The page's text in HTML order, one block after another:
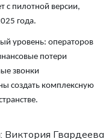
с пилотной версии,
года.
уровень: операторов
потери
звонки
создать комплексную
Виктория Гвардеева